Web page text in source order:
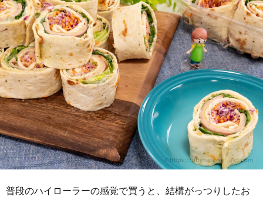
普段のハイローラーの感覚で買うと、結構がっつりしたお